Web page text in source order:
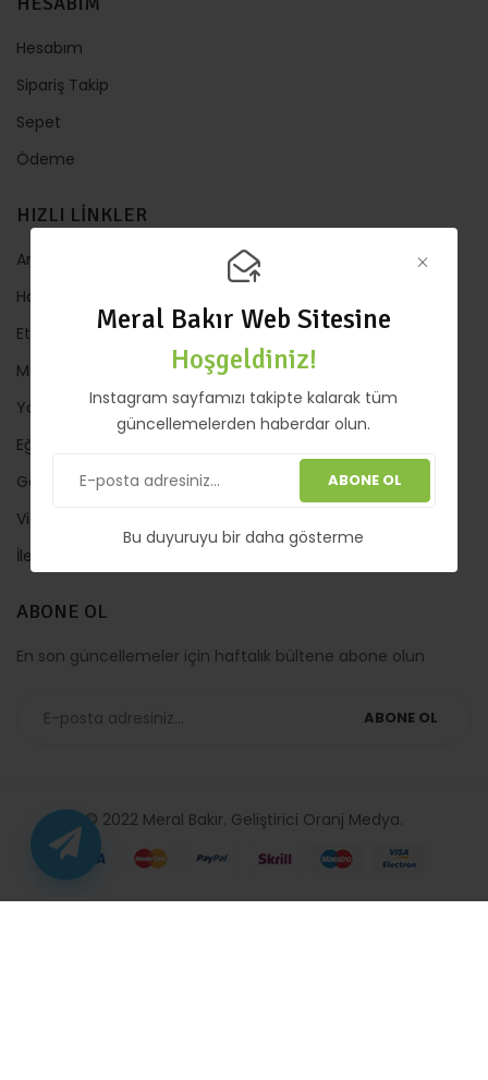
Meral Bakır Web Sitesine
Hoşgeldiniz!
Instagram sayfamızı takipte kalarak tüm
güncellemelerden haberdar olun.
ABONE OL
Bu duyuruyu bir daha gösterme
Hesabım
Sipariş Takip
Sepet
Ödeme
HIZLI LİNKLER
Anasayfa
Hakkında
Etkinlik
Mağaza
Yazılar
Eğitimler
Galeri
Video
İletişim
ABONE OL
En son güncellemeler için haftalık bültene abone olun
ABONE OL
© 2022 Meral Bakır. Geliştirici Oranj Medya.